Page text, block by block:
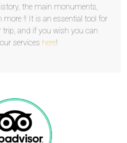
the main monuments,
!! It is an essential tool for
trip, and if you wish you can
services here!